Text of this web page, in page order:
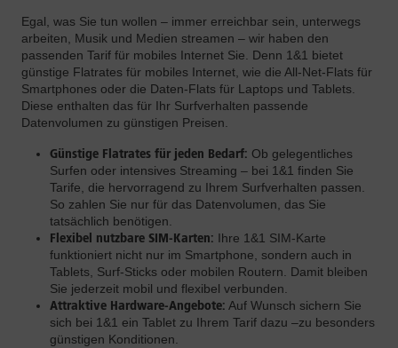
Egal, was Sie tun wollen – immer erreichbar sein, unterwegs
arbeiten, Musik und Medien streamen – wir haben den
passenden Tarif für mobiles Internet Sie. Denn 1&1 bietet
günstige Flatrates für mobiles Internet, wie die All-Net-Flats für
Smartphones oder die Daten-Flats für Laptops und Tablets.
Diese enthalten das für Ihr Surfverhalten passende
Datenvolumen zu günstigen Preisen.
Günstige Flatrates für jeden Bedarf: Ob gelegentliches
Surfen oder intensives Streaming – bei 1&1 finden Sie
Tarife, die hervorragend zu Ihrem Surfverhalten passen.
So zahlen Sie nur für das Datenvolumen, das Sie
tatsächlich benötigen.
Flexibel nutzbare SIM-Karten: Ihre 1&1 SIM-Karte
funktioniert nicht nur im Smartphone, sondern auch in
Tablets, Surf-Sticks oder mobilen Routern. Damit bleiben
Sie jederzeit mobil und flexibel verbunden.
Attraktive Hardware-Angebote: Auf Wunsch sichern Sie
sich bei 1&1 ein Tablet zu Ihrem Tarif dazu –zu besonders
günstigen Konditionen.